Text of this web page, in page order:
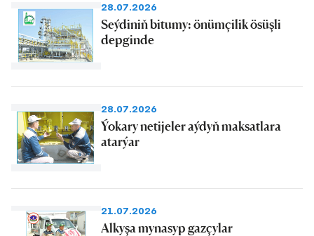
28.07.2026
Seýdiniň bitumy: önümçilik ösüşli
depginde
28.07.2026
Ýokary netijeler aýdyň maksatlara
atarýar
21.07.2026
Alkyşa mynasyp gazçylar